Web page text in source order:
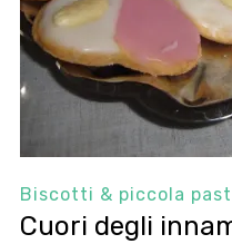
Biscotti & piccola
Cuori degli